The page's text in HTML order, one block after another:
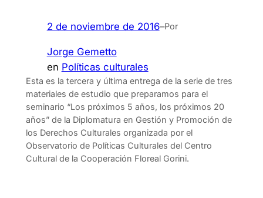
2 de noviembre de 2016–Por
Jorge Gemetto
en Políticas culturales
Esta es la tercera y última entrega de la serie de tres
materiales de estudio que preparamos para el
seminario “Los próximos 5 años, los próximos 20
años” de la Diplomatura en Gestión y Promoción de
los Derechos Culturales organizada por el
Observatorio de Políticas Culturales del Centro
Cultural de la Cooperación Floreal Gorini.